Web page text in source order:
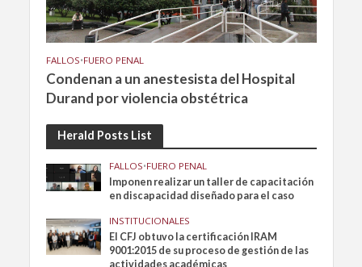
FALLOS•FUERO PENAL
Condenan a un anestesista del Hospital
Durand por violencia obstétrica
Herald Posts List
FALLOS•FUERO PENAL
Imponen realizar un taller de capacitación
en discapacidad diseñado para el caso
INSTITUCIONALES
El CFJ obtuvo la certificación IRAM
9001:2015 de su proceso de gestión de las
actividades académicas